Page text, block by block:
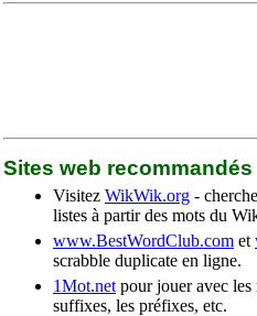
Sites web recommandés
Visitez WikWik.org -
listes à partir des mots du
www.BestWordClub.com et
scrabble duplicate en ligne.
1Mot.net pour jouer avec les
suffixes, les préfixes, etc.